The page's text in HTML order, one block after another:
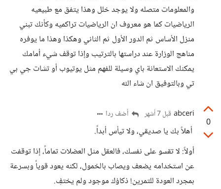
والمعلومات متصله ولا يوجد خلل وهذا يتفق مع طبيعيه
الرياضيات كما هو معروف ان الرياضيات تراكميه وكأنك تبني
منزل الأساس ثم الدور الأول ثم الثاني وهكذا وهذا ما يوفره
مناهج الوزارة عند دراستها بالترتيب وإذا توقف شيء أمامك
يمكنك الاستعانة باي وسيلة للفهم مثل يوتيوب أو تشات جي بي
تي وبالتوفيق ان شاء الله
0
abceri قبل 7 أشهر أضف ردا
أهلاً بك يا صديقي، ولا تيأس أبداً.
أولاً: لا تقسو على نفسك، فالعقل مثل العضلات تماماً، إذا توقفت
عن استخدامه يضعف ويصاب بالخمول، لكنه يعود قوياً وبسرعة
بمجرد العودة للتمرين! ذكاؤك موجود ولم يختفِ.